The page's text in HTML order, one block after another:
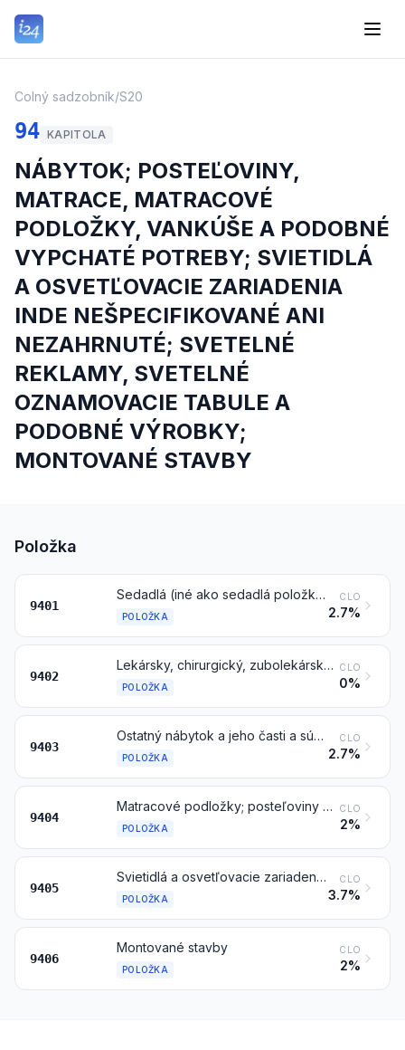
Colný sadzobník/S20
94 KAPITOLA
NÁBYTOK; POSTEĽOVINY,
MATRACE, MATRACOVÉ
PODLOŽKY, VANKÚŠE A PODOBNÉ
VYPCHATÉ POTREBY; SVIETIDLÁ
A OSVETĽOVACIE ZARIADENIA
INDE NEŠPECIFIKOVANÉ ANI
NEZAHRNUTÉ; SVETELNÉ
REKLAMY, SVETELNÉ
OZNAMOVACIE TABULE A
PODOBNÉ VÝROBKY;
MONTOVANÉ STAVBY
Položka
9401
Sedadlá (iné ako sedadlá položky 9402), tiež premeniteľné na lôžka, a ich časti a súčasti
POLOŽKA
CLO
2.7%
9402
Lekársky, chirurgický, zubolekársky alebo zverolekársky nábytok (napríklad operačné stoly, vyšetrovacie stoly, nemocničné lôžka s mechanickým zariadením, zubolekárske kreslá); kreslá holičské a kadernícke a podobné kreslá, vybavené otočným a zároveň sklápacím a zdvíhacím zariadením, časti a súčasti týchto výrobkov
POLOŽKA
CLO
0%
9403
Ostatný nábytok a jeho časti a súčasti
POLOŽKA
CLO
2.7%
9404
Matracové podložky; posteľoviny a podobné výrobky (napríklad matrace, prešívané prikrývky, periny, vankúše a podhlavníky), s pružinami alebo vypchávané, alebo vnútri vyložené akýmkoľvek materiálom, alebo z ľahčeného kaučuku alebo ľahčených plastov, tiež potiahnuté
POLOŽKA
CLO
2%
9405
Svietidlá a osvetľovacie zariadenia vrátane svetlometov a reflektorov a ich časti a súčasti, inde nešpecifikované ani nezahrnuté; svetelné reklamy, svetelné znaky a značky, svetelné oznamovacie tabule a podobné výrobky, s trvalo pripevneným sveteľným zdrojom, a ich časti a súčasti inde nešpecifikované ani nezahrnuté
POLOŽKA
CLO
3.7%
9406
Montované stavby
POLOŽKA
CLO
2%